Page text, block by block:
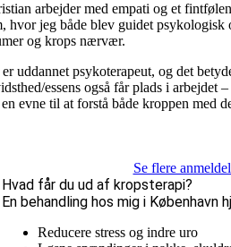
arbejder med empati og et
hvor jeg både blev guidet psykologisk
og krops nærvær.
er uddannet psykoterapeut, og det
essens også får plads i arbejdet
evne til at forstå både kroppen med
Se flere
Hvad får du ud af kropsterapi?
En behandling hos mig i København
Reducere stress og indre uro